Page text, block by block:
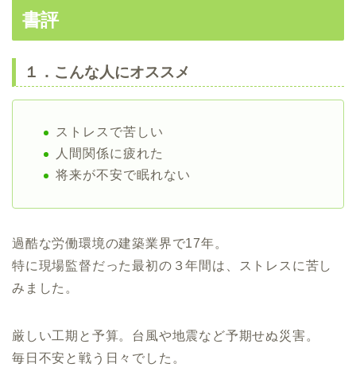
書評
１．こんな人にオススメ
ストレスで苦しい
人間関係に疲れた
将来が不安で眠れない
過酷な労働環境の建築業界で17年。
特に現場監督だった最初の３年間は、ストレスに苦し
みました。
厳しい工期と予算。台風や地震など予期せぬ災害。
毎日不安と戦う日々でした。